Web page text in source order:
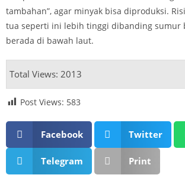
tambahan”, agar minyak bisa diproduksi.
tua seperti ini lebih tinggi dibanding sumur
berada di bawah laut.
Total Views: 2013
Post Views: 583
Facebook Twitter
Telegram Print